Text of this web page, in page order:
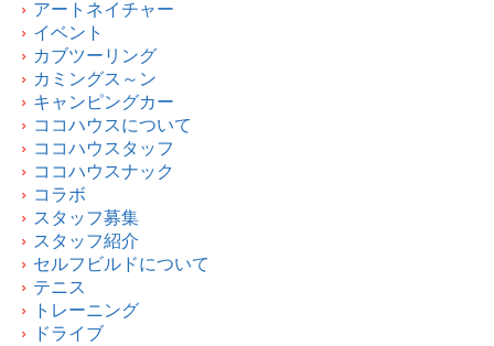
アートネイチャー
イベント
カブツーリング
カミングス～ン
キャンピングカー
ココハウスについて
ココハウスタッフ
ココハウスナック
コラボ
スタッフ募集
スタッフ紹介
セルフビルドについて
テニス
トレーニング
ドライブ